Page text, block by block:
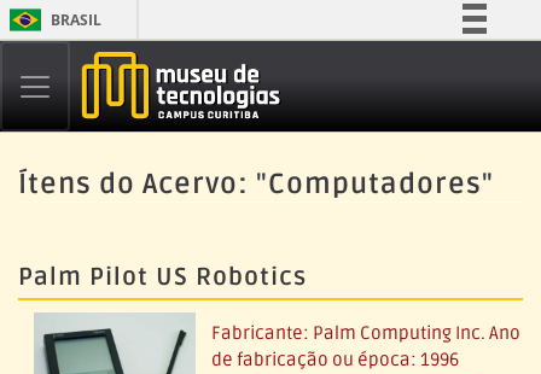
BRASIL
Participe
Acesso à informação
Ítens do Acervo: "Computadores"
Palm Pilot US Robotics
Fabricante: Palm Computing Inc. Ano
de fabricação ou época: 1996